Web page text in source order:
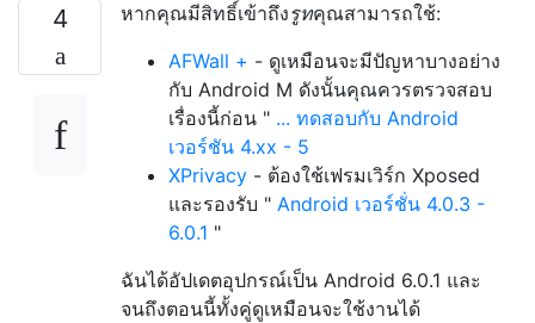
4 หากคุณมีสิทธิ์เข้าถึงรูทคุณสามารถใช้:
AFWall + - ดูเหมือนจะมีปัญหาบางอย่าง
กับ Android M ดังนั้นคุณควรตรวจสอบ
เรื่องนี้ก่อน " ... ทดสอบกับ Android
เวอร์ชัน 4.xx - 5
XPrivacy - ต้องใช้เฟรมเวิร์ก Xposed
และรองรับ " Android เวอร์ชั่น 4.0.3 -
6.0.1 "
ฉันได้อัปเดตอุปกรณ์เป็น Android 6.0.1 และ
จนถึงตอนนี้ทั้งคู่ดูเหมือนจะใช้งานได้